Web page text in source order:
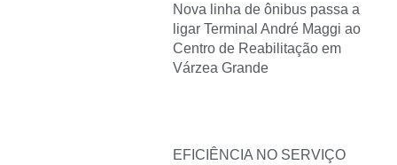
Nova linha de ônibus passa a
ligar Terminal André Maggi ao
Centro de Reabilitação em
Várzea Grande
EFICIÊNCIA NO SERVIÇO